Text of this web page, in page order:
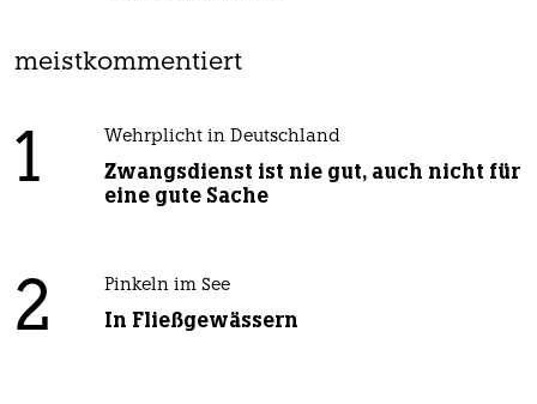
meistkommentiert
1 Wehrplicht in Deutschland
Zwangsdienst ist nie gut, auch nicht für
eine gute Sache
2 Pinkeln im See
In Fließgewässern